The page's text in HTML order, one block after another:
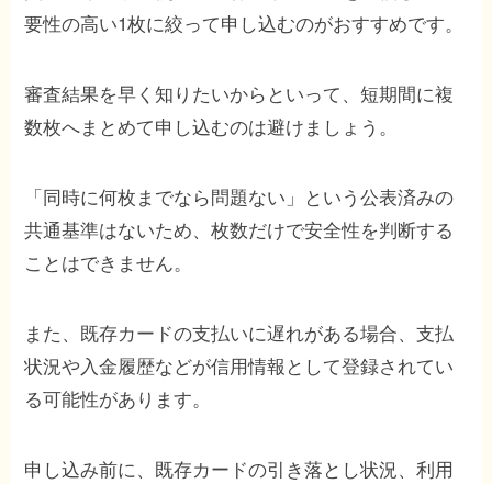
要性の高い1枚に絞って申し込むのがおすすめです。
審査結果を早く知りたいからといって、短期間に複
数枚へまとめて申し込むのは避けましょう。
「同時に何枚までなら問題ない」という公表済みの
共通基準はないため、枚数だけで安全性を判断する
ことはできません。
また、既存カードの支払いに遅れがある場合、支払
状況や入金履歴などが信用情報として登録されてい
る可能性があります。
申し込み前に、既存カードの引き落とし状況、利用